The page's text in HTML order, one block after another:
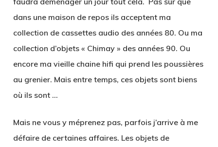
dans une maison de repos ils acceptent ma
collection de cassettes audio des années 80. Ou ma
collection d’objets « Chimay » des années 90. Ou
encore ma vieille chaine hifi qui prend les poussières
au grenier. Mais entre temps, ces objets sont biens
où ils sont …
Mais ne vous y méprenez pas, parfois j’arrive à me
défaire de certaines affaires. Les objets de